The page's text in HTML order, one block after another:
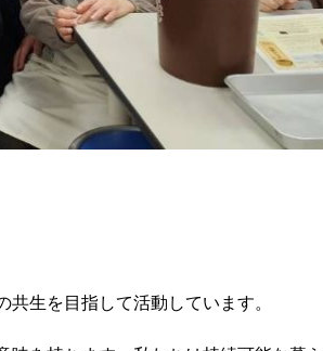
生を目指して活動しています。